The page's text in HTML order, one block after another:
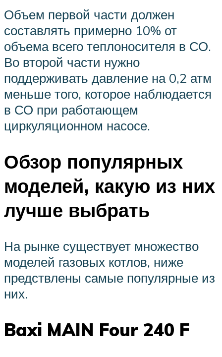
Объем первой части должен
составлять примерно 10% от
объема всего теплоносителя в СО.
Во второй части нужно
поддерживать давление на 0,2 атм
меньше того, которое наблюдается
в СО при работающем
циркуляционном насосе.
Обзор популярных
моделей, какую из них
лучше выбрать
На рынке существует множество
моделей газовых котлов, ниже
предствлены самые популярные из
них.
Baxi MAIN Four 240 F